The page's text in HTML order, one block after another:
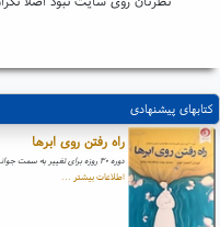
کتابهای پیشنهادی
راه رفتن روی ابرها
دوره ۳۰ روزه برای تغییر به سمت جوانسازی درونی و بیرونی
اطلاعات بیشتر ...